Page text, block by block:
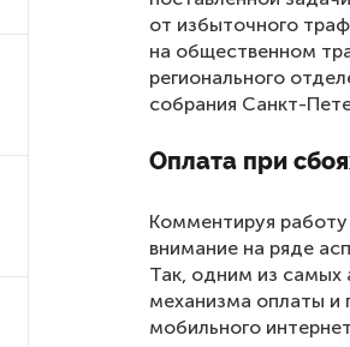
от избыточного
на общественном
регионального
собрания Санкт-
Оплата при
Комментируя
внимание на ряде
Так, одним из самых
механизма оплаты и
мобильного